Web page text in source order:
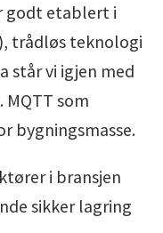
godt etablert i
trådløs teknologi
står vi igjen med
MQTT som
bygningsmasse.
i bransjen
sikker lagring